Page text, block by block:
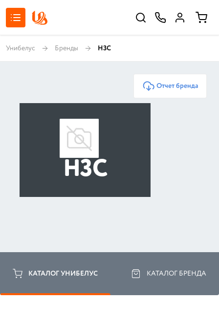
Унибелус Бренды H3C
Отчет бренда
H3C
КАТАЛОГ УНИБЕЛУС КАТАЛОГ БРЕНДА